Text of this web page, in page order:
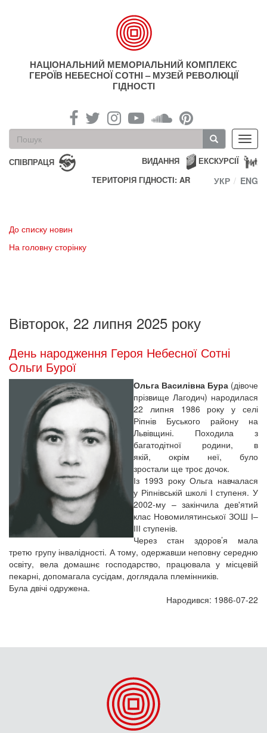
НАЦІОНАЛЬНИЙ МЕМОРІАЛЬНИЙ КОМПЛЕКС
ГЕРОЇВ НЕБЕСНОЇ СОТНІ – МУЗЕЙ РЕВОЛЮЦІЇ
ГІДНОСТІ
Пошукова
форма
Пошук
СПІВПРАЦЯ ЕКСКУРСІЇ
ВИДАННЯ
ТЕРИТОРІЯ ГІДНОСТІ: AR
УКР ENG
До списку новин
На головну сторінку
Вівторок, 22 липня 2025 року
День народження Героя Небесної Сотні
Ольги Бурої
Ольга Василівна Бура (дівоче
прізвище Лагодич) народилася
22 липня 1986 року у селі
Ріпнів Буського району на
Львівщині. Походила з
багатодітної родини, в
якій, окрім неї, було
зростали ще троє дочок.
Із 1993 року Ольга навчалася
у Ріпнівській школі І ступеня. У
2002-му – закінчила дев'ятий
клас Новомилятинської ЗОШ І–
ІІІ ступенів.
Через стан здоров’я мала
третю групу інвалідності. А тому, одержавши неповну середню
освіту, вела домашнє господарство, працювала у місцевій
пекарні, допомагала сусідам, доглядала племінників.
Була двічі одружена.
Народився: 1986-07-22